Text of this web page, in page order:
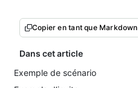
Copier en tant que Markdown
Dans cet article
Exemple de scénario